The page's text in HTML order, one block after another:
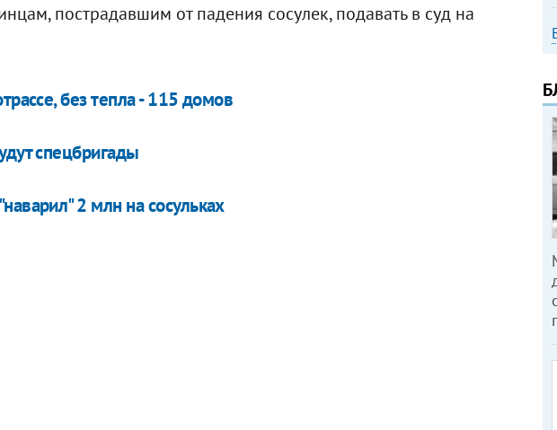
пострадавшим от падения сосулек, подавать в суд на
без тепла - 115 домов
спецбригады
2 млн на сосульках